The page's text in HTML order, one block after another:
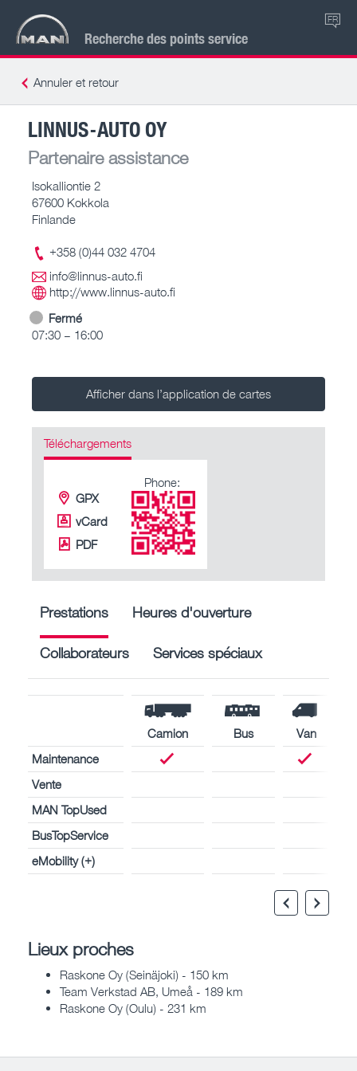
Recherche des points service
FR
Annuler et retour
LINNUS-AUTO OY
Partenaire assistance
Isokalliontie 2
67600 Kokkola
Finlande
+358 (0)44 032 4704
info@linnus-auto.fi
http://www.linnus-auto.fi
Fermé
07:30 – 16:00
Afficher dans l’application de cartes
Téléchargements
GPX
vCard
PDF
Phone:
Prestations Heures d'ouverture
Collaborateurs Services spéciaux
Camion Bus
Van
Maintenance
Vente
MAN TopUsed
BusTopService
eMobility (+)
Lieux proches
Raskone Oy (Seinäjoki) - 150 km
Team Verkstad AB, Umeå - 189 km
Raskone Oy (Oulu) - 231 km